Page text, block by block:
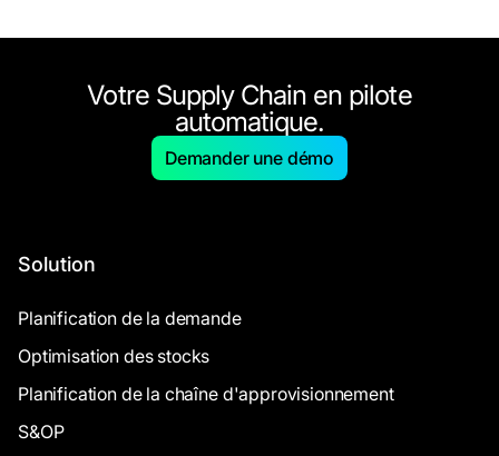
Votre Supply Chain en pilote
automatique.
Demander une démo
Solution
Planification de la demande
Optimisation des stocks
Planification de la chaîne d'approvisionnement
S&OP